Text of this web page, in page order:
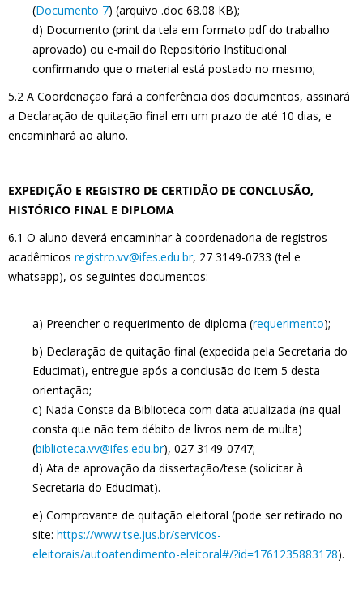
(Documento 7) (arquivo .doc 68.08 KB);
d) Documento (print da tela em formato pdf do trabalho
aprovado) ou e-mail do Repositório Institucional
confirmando que o material está postado no mesmo;
5.2 A Coordenação fará a conferência dos documentos, assinará
a Declaração de quitação final em um prazo de até 10 dias, e
encaminhará ao aluno.
EXPEDIÇÃO E REGISTRO DE CERTIDÃO DE CONCLUSÃO,
HISTÓRICO FINAL E DIPLOMA
6.1 O aluno deverá encaminhar à coordenadoria de registros
acadêmicos registro.vv@ifes.edu.br, 27 3149-0733 (tel e
whatsapp), os seguintes documentos:
a) Preencher o requerimento de diploma (requerimento);
b) Declaração de quitação final (expedida pela Secretaria do
Educimat), entregue após a conclusão do item 5 desta
orientação;
c) Nada Consta da Biblioteca com data atualizada (na qual
consta que não tem débito de livros nem de multa)
(biblioteca.vv@ifes.edu.br), 027 3149-0747;
d) Ata de aprovação da dissertação/tese (solicitar à
Secretaria do Educimat).
e) Comprovante de quitação eleitoral (pode ser retirado no
site: https://www.tse.jus.br/servicos-
eleitorais/autoatendimento-eleitoral#/?id=1761235883178).